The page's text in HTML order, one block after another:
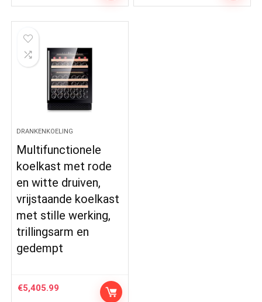
DRANKENKOELING
Multifunctionele
koelkast met rode
en witte druiven,
vrijstaande koelkast
met stille werking,
trillingsarm en
gedempt
€5,405.99